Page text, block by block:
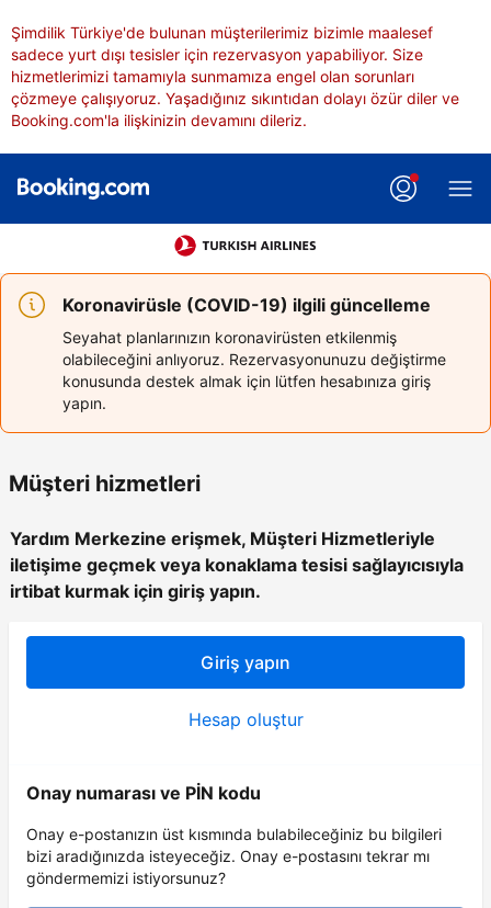
Şimdilik Türkiye'de bulunan müşterilerimiz bizimle maalesef
sadece yurt dışı tesisler için rezervasyon yapabiliyor. Size
hizmetlerimizi tamamıyla sunmamıza engel olan sorunları
çözmeye çalışıyoruz. Yaşadığınız sıkıntıdan dolayı özür diler ve
Booking.com'la ilişkinizin devamını dileriz.
Koronavirüsle (COVID-19) ilgili güncelleme
Seyahat planlarınızın koronavirüsten etkilenmiş
olabileceğini anlıyoruz. Rezervasyonunuzu değiştirme
konusunda destek almak için lütfen hesabınıza giriş
yapın.
Müşteri hizmetleri
Yardım Merkezine erişmek, Müşteri Hizmetleriyle
iletişime geçmek veya konaklama tesisi sağlayıcısıyla
irtibat kurmak için giriş yapın.
Giriş yapın
Hesap oluştur
Onay numarası ve PİN kodu
Onay e-postanızın üst kısmında bulabileceğiniz bu bilgileri
bizi aradığınızda isteyeceğiz. Onay e-postasını tekrar mı
göndermemizi istiyorsunuz?